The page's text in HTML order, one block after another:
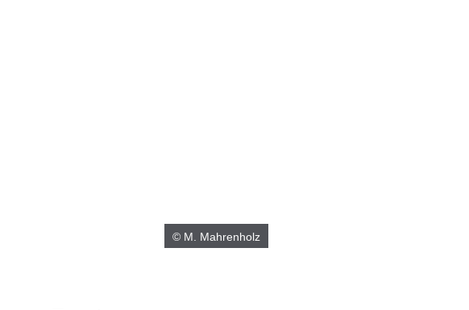
© M. Mahrenholz